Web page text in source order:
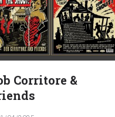
Corritore &